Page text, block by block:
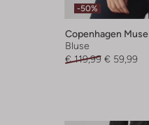
-50%
Copenhagen Muse
Bluse
€ 119,99 € 59,99